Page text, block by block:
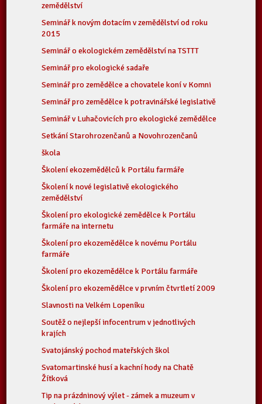
zemědělství
Seminář k novým dotacím v zemědělství od roku
2015
Seminář o ekologickém zemědělství na TSTTT
Seminář pro ekologické sadaře
Seminář pro zemědělce a chovatele koní v Komni
Seminář pro zemědělce k potravinářské legislativě
Seminář v Luhačovicích pro ekologické zemědělce
Setkání Starohrozenčanů a Novohrozenčanů
škola
Školení ekozemědělců k Portálu farmáře
Školení k nové legislativě ekologického
zemědělství
Školení pro ekologické zemědělce k Portálu
farmáře na internetu
Školení pro ekozemědělce k novému Portálu
farmáře
Školení pro ekozemědělce k Portálu farmáře
Školení pro ekozemědělce v prvním čtvrtletí 2009
Slavnosti na Velkém Lopeníku
Soutěž o nejlepší infocentrum v jednotlivých
krajích
Svatojánský pochod mateřských škol
Svatomartinské husí a kachní hody na Chatě
Žítková
Tip na prázdninový výlet - zámek a muzeum v